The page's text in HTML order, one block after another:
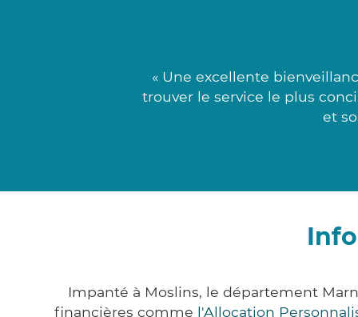
« Une excellente
trouver le service le plus
et
Impanté à Moslins, le département
financières comme l'Allocation